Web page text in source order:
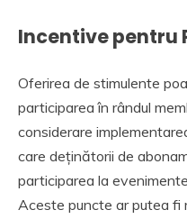
Incentive pentru
Oferirea de stimulente
participarea în rândul
considerare
care deținătorii de
participarea la
Aceste puncte ar putea fi